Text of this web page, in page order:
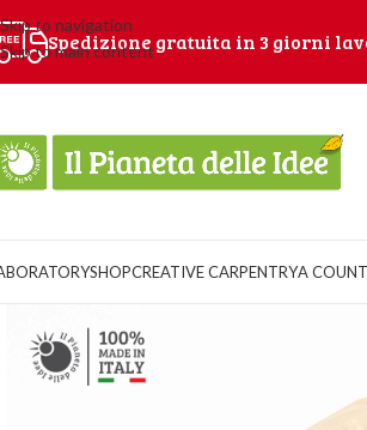
Skip to navigation
Skip to main content
Spedizione gratuita in 3 giorni
SHOPCREATIVE CARPENTRYA